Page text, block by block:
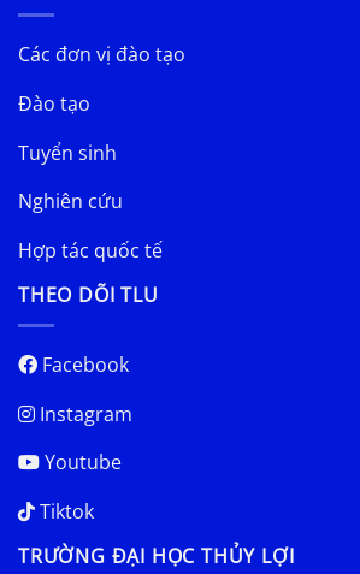
Các đơn vị đào tạo
Đào tạo
Tuyển sinh
Nghiên cứu
Hợp tác quốc tế
THEO DÕI TLU
Facebook
Instagram
Youtube
Tiktok
TRƯỜNG ĐẠI HỌC THỦY LỢI